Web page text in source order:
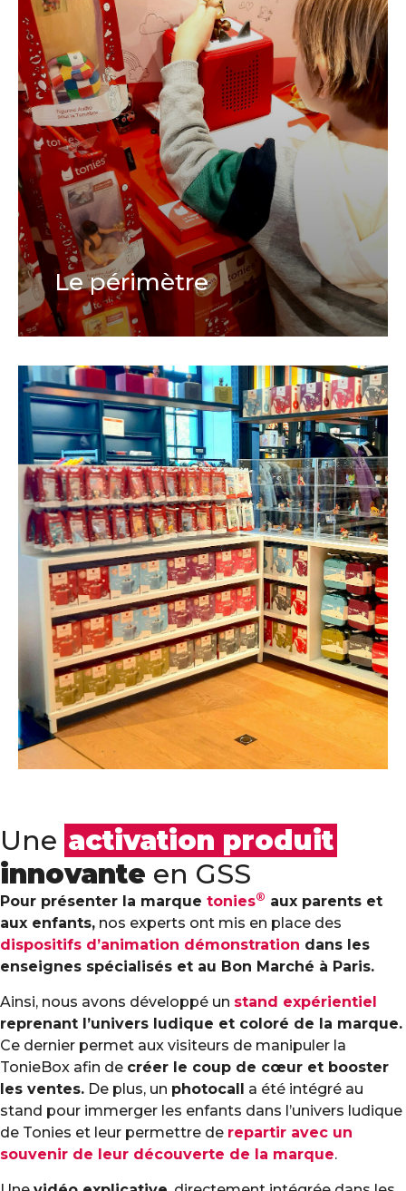
Le périmètre
Une activation produit
innovante en GSS
Pour présenter la marque tonies® aux parents et
aux enfants, nos experts ont mis en place des
dispositifs d’animation démonstration dans les
enseignes spécialisés et au Bon Marché à Paris.
Ainsi, nous avons développé un stand expérientiel
reprenant l’univers ludique et coloré de la marque.
Ce dernier permet aux visiteurs de manipuler la
TonieBox afin de créer le coup de cœur et booster
les ventes. De plus, un photocall a été intégré au
stand pour immerger les enfants dans l’univers ludique
de Tonies et leur permettre de repartir avec un
souvenir de leur découverte de la marque.